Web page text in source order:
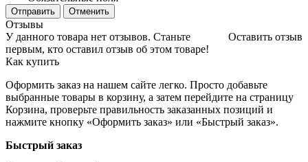
Отменить
Отзывы
Оставить отзыв
У данного товара нет отзывов. Станьте
первым, кто оставил отзыв об этом товаре!
Как купить
Оформить заказ на нашем сайте легко. Просто добавьте
выбранные товары в корзину, а затем перейдите на страницу
Корзина, проверьте правильность заказанных позиций и
нажмите кнопку «Оформить заказ» или «Быстрый заказ».
Быстрый заказ